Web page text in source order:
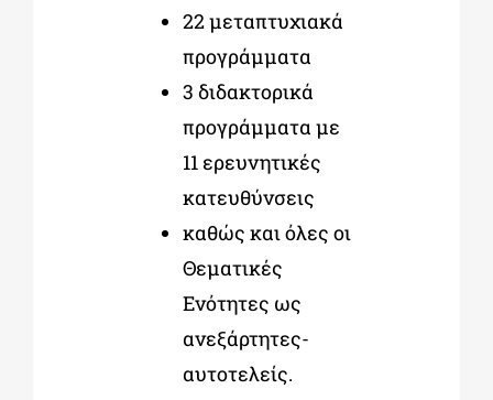
22 μεταπτυχιακά
προγράμματα
3 διδακτορικά
προγράμματα με
11 ερευνητικές
κατευθύνσεις
καθώς και όλες οι
Θεματικές
Ενότητες ως
ανεξάρτητες-
αυτοτελείς.